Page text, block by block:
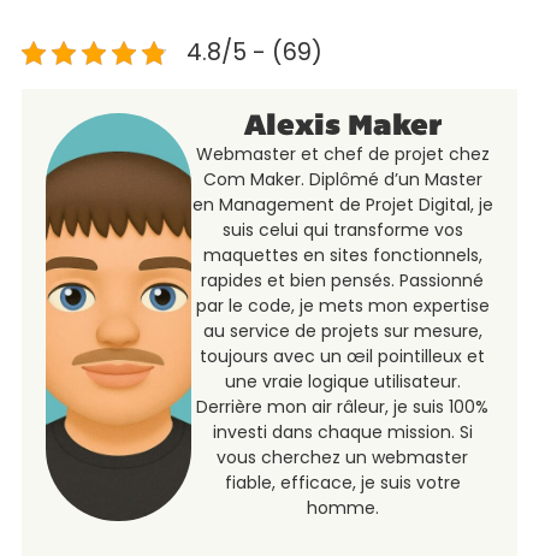
4.8/5 - (69)
Alexis Maker
Webmaster et chef de projet chez
Com Maker. Diplômé d’un Master
en Management de Projet Digital, je
suis celui qui transforme vos
maquettes en sites fonctionnels,
rapides et bien pensés. Passionné
par le code, je mets mon expertise
au service de projets sur mesure,
toujours avec un œil pointilleux et
une vraie logique utilisateur.
Derrière mon air râleur, je suis 100%
investi dans chaque mission. Si
vous cherchez un webmaster
fiable, efficace, je suis votre
homme.